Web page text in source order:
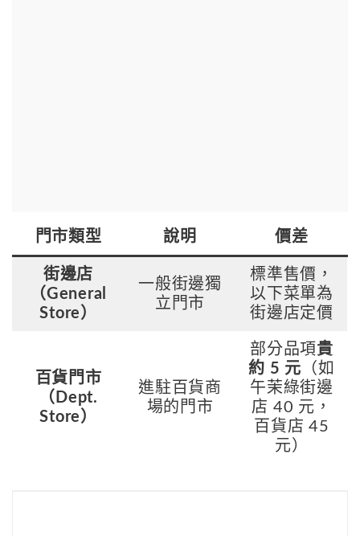
門市類型 說明 價差
街邊店
（General
Store）
一般街邊獨
立門市
標準售價，
以下菜單為
街邊店定價
百貨門市
（Dept.
Store）
進駐百貨商
場的門市
部分品項貴
約 5 元 （如
午茉綠街邊
店 40 元，
百貨店 45
元）